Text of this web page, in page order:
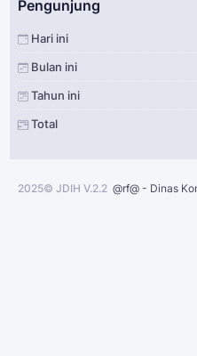
Pengunjung
Hari ini
Bulan ini
Tahun ini
Total
2025© JDIH V.2.2 @rf@ - Dinas